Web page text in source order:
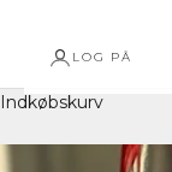
LOG PÅ
Indkøbskurv